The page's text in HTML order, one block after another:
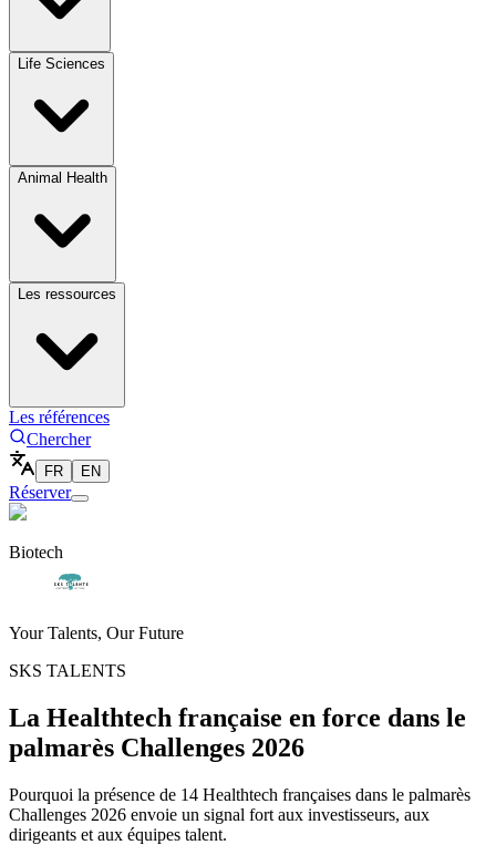
Life Sciences
Animal Health
Les ressources
Les références
Chercher
FR EN
Réserver
Biotech
Your Talents, Our Future
SKS TALENTS
La Healthtech française en force dans le
palmarès Challenges 2026
Pourquoi la présence de 14 Healthtech françaises dans le palmarès
Challenges 2026 envoie un signal fort aux investisseurs, aux
dirigeants et aux équipes talent.